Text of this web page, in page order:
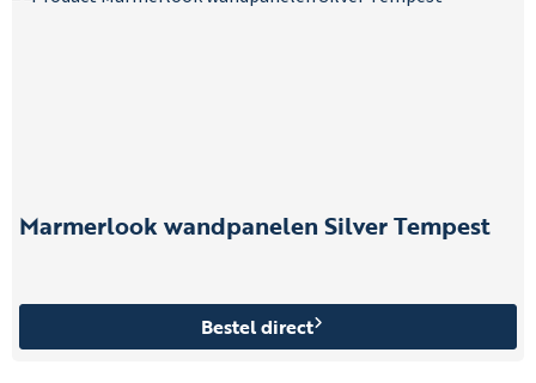
Marmerlook wandpanelen Silver Tempest
Bestel direct